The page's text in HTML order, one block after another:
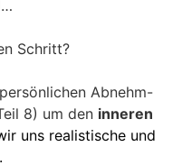
Schritt?
Abnehm-
8) um den inneren
uns realistische und